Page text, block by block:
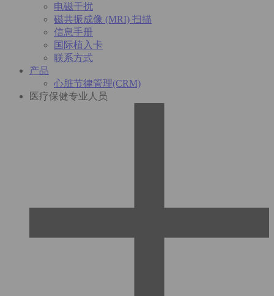
电磁干扰
磁共振成像 (MRI) 扫描
信息手册
国际植入卡
联系方式
产品
心脏节律管理(CRM)
医疗保健专业人员